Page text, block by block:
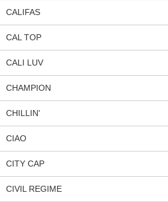
CALIFAS
CAL TOP
CALI LUV
CHAMPION
CHILLIN'
CIAO
CITY CAP
CIVIL REGIME